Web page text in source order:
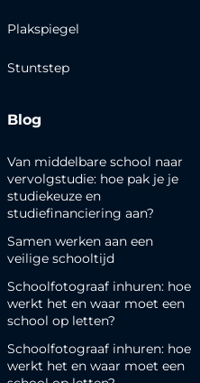
Plakspiegel
Stuntstep
Blog
Van middelbare school naar
vervolgstudie: hoe pak je je
studiekeuze en
studiefinanciering aan?
Samen werken aan een
veilige schooltijd
Schoolfotograaf inhuren: hoe
werkt het en waar moet een
school op letten?
Schoolfotograaf inhuren: hoe
werkt het en waar moet een